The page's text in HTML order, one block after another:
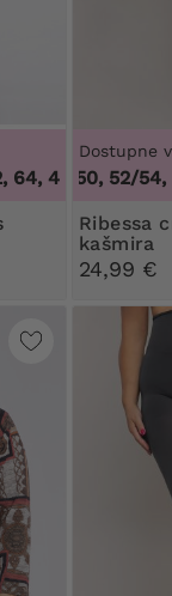
, 46, 48, 50, 52,
Dostupne
48/50, 52/54,
Ribessa crne tajice od
kašmira
24,99 €